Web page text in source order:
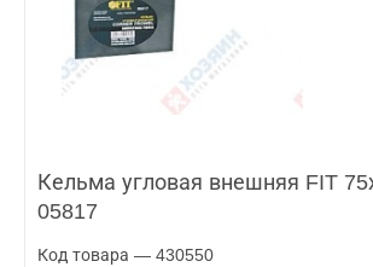
Кельма угловая внешняя FIT
05817
Код товара — 430550